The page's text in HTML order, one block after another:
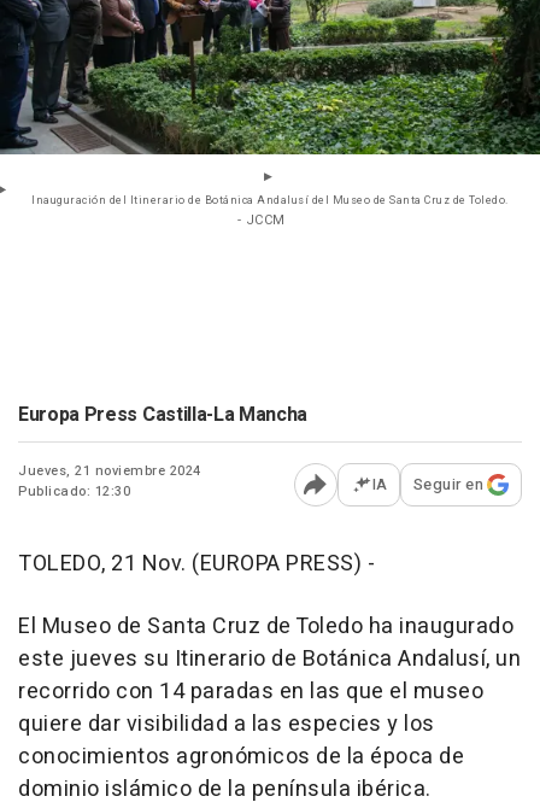
Inauguración del Itinerario de Botánica Andalusí del Museo de Santa Cruz de Toledo.
- JCCM
Europa Press Castilla-La Mancha
Jueves, 21 noviembre 2024
Publicado: 12:30
Abrir opciones para
IA Seguir en
TOLEDO, 21 Nov. (EUROPA PRESS) -
El Museo de Santa Cruz de Toledo ha inaugurado
este jueves su Itinerario de Botánica Andalusí, un
recorrido con 14 paradas en las que el museo
quiere dar visibilidad a las especies y los
conocimientos agronómicos de la época de
dominio islámico de la península ibérica.